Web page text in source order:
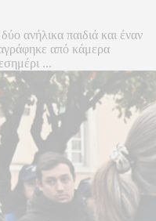
ανήλικα παιδιά και έναν
από κάμερα
...